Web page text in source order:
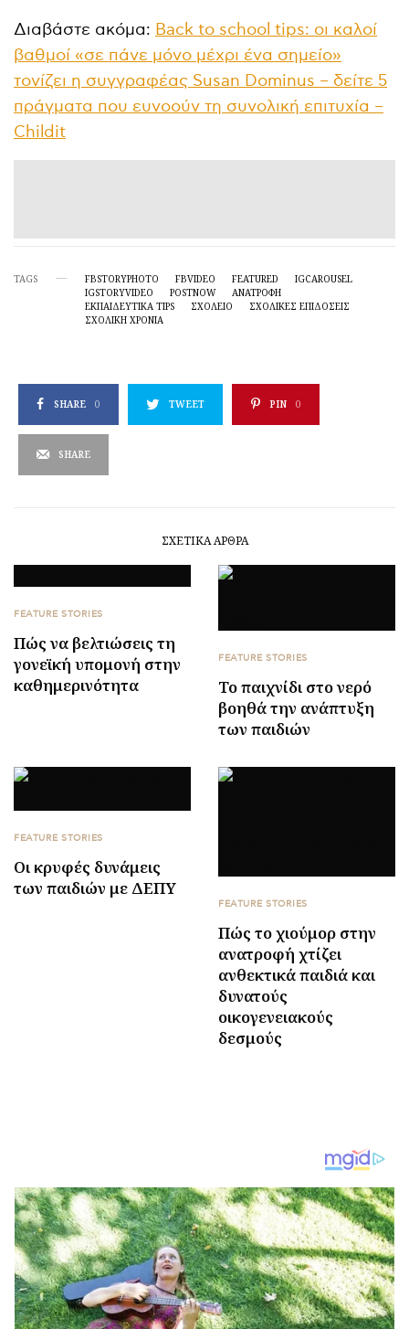
Διαβάστε ακόμα: Back to school tips: οι καλοί
βαθμοί «σε πάνε μόνο μέχρι ένα σημείο»
τονίζει η συγγραφέας Susan Dominus – δείτε 5
πράγματα που ευνοούν τη συνολική επιτυχία –
Childit
TAGS FBSTORYPHOTO FBVIDEO FEATURED
IGCAROUSEL
IGSTORYVIDEO
POSTNOW
ΑΝΑΤΡΟΦΉ
ΕΚΠΑΙΔΕΥΤΙΚΆ TIPS
ΣΧΟΛΕΊΟ
ΣΧΟΛΙΚΈΣ ΕΠΙΔΌΣΕΙΣ
ΣΧΟΛΙΚΉ ΧΡΟΝΙΆ
SHARE 0 TWEET PIN 0
SHARE
ΣΧΕΤΙΚΆ ΆΡΘΡΑ
FEATURE STORIES
Πώς να βελτιώσεις τη
γονεϊκή υπομονή στην
καθημερινότητα
FEATURE STORIES
Το παιχνίδι στο νερό
βοηθά την ανάπτυξη
των παιδιών
FEATURE STORIES
Οι κρυφές δυνάμεις
των παιδιών με ΔΕΠΥ
FEATURE STORIES
Πώς το χιούμορ στην
ανατροφή χτίζει
ανθεκτικά παιδιά και
δυνατούς
οικογενειακούς
δεσμούς